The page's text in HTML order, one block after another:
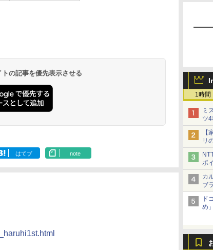
1時間
ミ
ツ
【
リ
ポ
カ
ブ
当
ド
め
の記事を優先表示させる
はてブ note